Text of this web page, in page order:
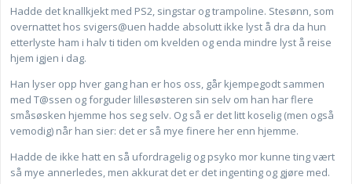
Hadde det knallkjekt med PS2, singstar og trampoline. Stesønn, som
overnattet hos svigers@uen hadde absolutt ikke lyst å dra da hun
etterlyste ham i halv ti tiden om kvelden og enda mindre lyst å reise
hjem igjen i dag.
Han lyser opp hver gang han er hos oss, går kjempegodt sammen
med T@ssen og forguder lillesøsteren sin selv om han har flere
småsøsken hjemme hos seg selv. Og så er det litt koselig (men også
vemodig) når han sier: det er så mye finere her enn hjemme.
Hadde de ikke hatt en så ufordragelig og psyko mor kunne ting vært
så mye annerledes, men akkurat det er det ingenting og gjøre med.